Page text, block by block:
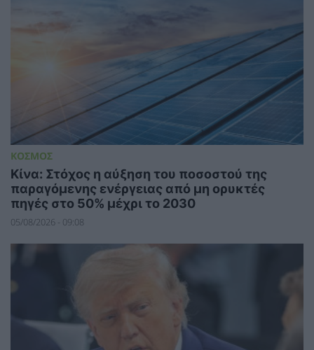
ΚΟΣΜΟΣ
Κίνα: Στόχος η αύξηση του ποσοστού της
παραγόμενης ενέργειας από μη ορυκτές
πηγές στο 50% μέχρι το 2030
05/08/2026 - 09:08